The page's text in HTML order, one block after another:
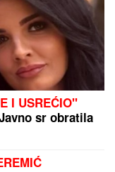
priznao šta se
od
odnos nakon